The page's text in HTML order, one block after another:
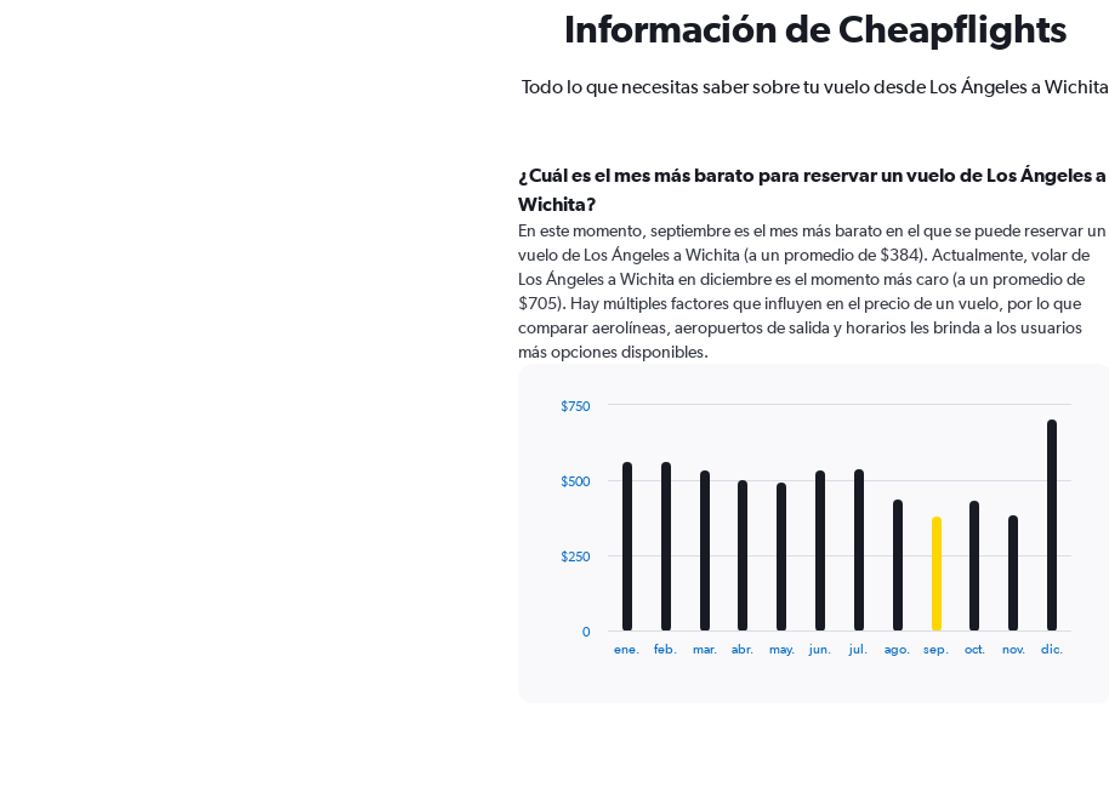
Información de Cheapflights
Todo lo que necesitas saber sobre tu vuelo desde Los Ángeles a Wichita
¿Cuál es el mes más barato para reservar un vuelo de Los Ángeles a
Wichita?
En este momento, septiembre es el mes más barato en el que se puede reservar un
vuelo de Los Ángeles a Wichita (a un promedio de $384). Actualmente, volar de
Los Ángeles a Wichita en diciembre es el momento más caro (a un promedio de
$705). Hay múltiples factores que influyen en el precio de un vuelo, por lo que
comparar aerolíneas, aeropuertos de salida y horarios les brinda a los usuarios
más opciones disponibles.
12
The
ene. feb. mar. abr. may. jun. jul. ago. sep. oct. nov. dic.
0
$250
$500
$750